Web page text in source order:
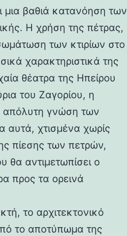
βαθιά κατανόηση των
Η χρήση της πέτρας,
των κτιρίων στο
χαρακτηριστικά της
θέατρα της Ηπείρου
του Ζαγορίου, η
απόλυτη γνώση των
αυτά, χτισμένα χωρίς
πίεσης των πετρών,
θα αντιμετωπίσει ο
προς τα ορεινά
το αρχιτεκτονικό
το αποτύπωμα της